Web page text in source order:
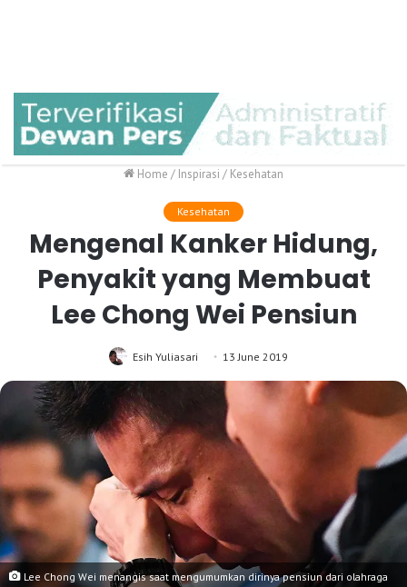
Home / Inspirasi / Kesehatan
Kesehatan
Mengenal Kanker Hidung,
Penyakit yang Membuat
Lee Chong Wei Pensiun
Esih Yuliasari 13 June 2019
Lee Chong Wei menangis saat mengumumkan dirinya pensiun dari olahraga